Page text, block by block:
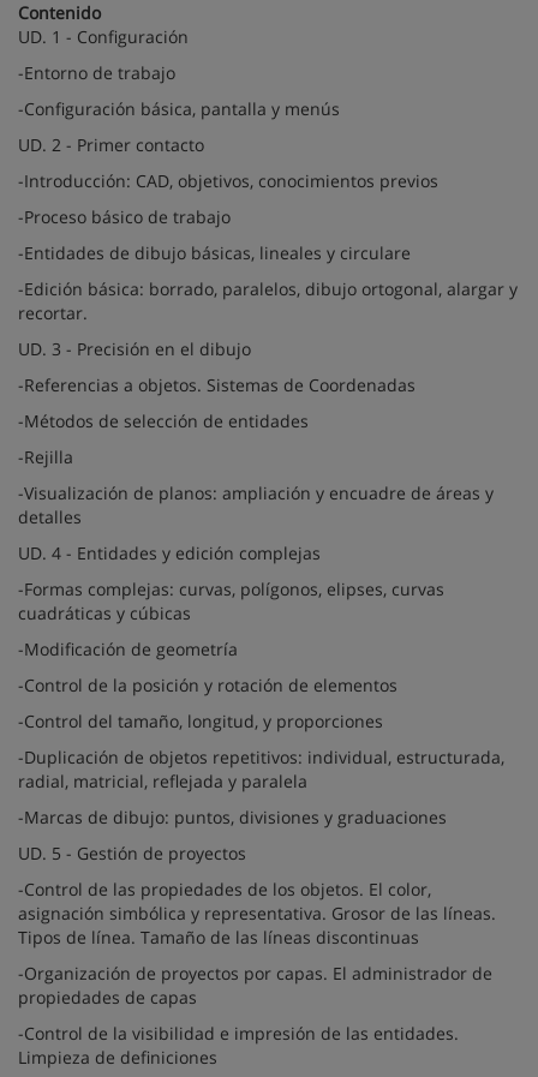
Contenido
UD. 1 - Configuración
-Entorno de trabajo
-Configuración básica, pantalla y menús
UD. 2 - Primer contacto
-Introducción: CAD, objetivos, conocimientos previos
-Proceso básico de trabajo
-Entidades de dibujo básicas, lineales y circulare
-Edición básica: borrado, paralelos, dibujo ortogonal, alargar y
recortar.
UD. 3 - Precisión en el dibujo
-Referencias a objetos. Sistemas de Coordenadas
-Métodos de selección de entidades
-Rejilla
-Visualización de planos: ampliación y encuadre de áreas y
detalles
UD. 4 - Entidades y edición complejas
-Formas complejas: curvas, polígonos, elipses, curvas
cuadráticas y cúbicas
-Modificación de geometría
-Control de la posición y rotación de elementos
-Control del tamaño, longitud, y proporciones
-Duplicación de objetos repetitivos: individual, estructurada,
radial, matricial, reflejada y paralela
-Marcas de dibujo: puntos, divisiones y graduaciones
UD. 5 - Gestión de proyectos
-Control de las propiedades de los objetos. El color,
asignación simbólica y representativa. Grosor de las líneas.
Tipos de línea. Tamaño de las líneas discontinuas
-Organización de proyectos por capas. El administrador de
propiedades de capas
-Control de la visibilidad e impresión de las entidades.
Limpieza de definiciones